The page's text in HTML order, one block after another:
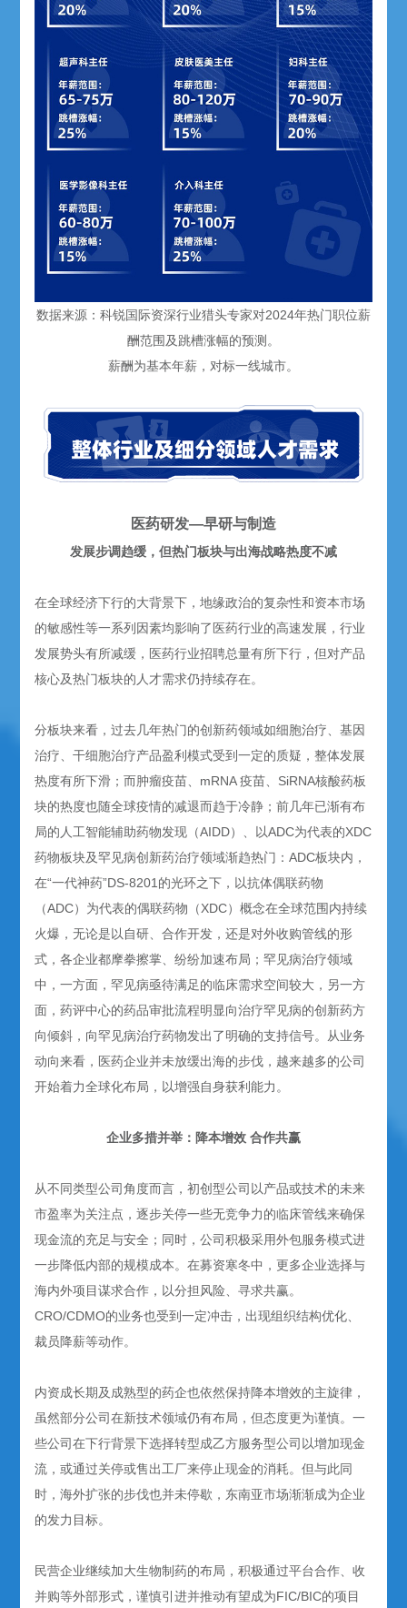
数据来源：科锐国际资深行业猎头专家对2024年热门职位薪
酬范围及跳槽涨幅的预测。
薪酬为基本年薪，对标一线城市。
医药研发—早研与制造
发展步调趋缓，但热门板块与出海战略热度不减
在全球经济下行的大背景下，地缘政治的复杂性和资本市场
的敏感性等一系列因素均影响了医药行业的高速发展，行业
发展势头有所减缓，医药行业招聘总量有所下行，但对产品
核心及热门板块的人才需求仍持续存在。
分板块来看，过去几年热门的创新药领域如细胞治疗、基因
治疗、干细胞治疗产品盈利模式受到一定的质疑，整体发展
热度有所下滑；而肿瘤疫苗、mRNA 疫苗、SiRNA核酸药板
块的热度也随全球疫情的减退而趋于冷静；前几年已渐有布
局的人工智能辅助药物发现（AIDD）、以ADC为代表的XDC
药物板块及罕见病创新药治疗领域渐趋热门：ADC板块内，
在“一代神药”DS-8201的光环之下，以抗体偶联药物
（ADC）为代表的偶联药物（XDC）概念在全球范围内持续
火爆，无论是以自研、合作开发，还是对外收购管线的形
式，各企业都摩拳擦掌、纷纷加速布局；罕见病治疗领域
中，一方面，罕见病亟待满足的临床需求空间较大，另一方
面，药评中心的药品审批流程明显向治疗罕见病的创新药方
向倾斜，向罕见病治疗药物发出了明确的支持信号。从业务
动向来看，医药企业并未放缓出海的步伐，越来越多的公司
开始着力全球化布局，以增强自身获利能力。
企业多措并举：降本增效 合作共赢
从不同类型公司角度而言，初创型公司以产品或技术的未来
市盈率为关注点，逐步关停一些无竞争力的临床管线来确保
现金流的充足与安全；同时，公司积极采用外包服务模式进
一步降低内部的规模成本。在募资寒冬中，更多企业选择与
海内外项目谋求合作，以分担风险、寻求共赢。
CRO/CDMO的业务也受到一定冲击，出现组织结构优化、
裁员降薪等动作。
内资成长期及成熟型的药企也依然保持降本增效的主旋律，
虽然部分公司在新技术领域仍有布局，但态度更为谨慎。一
些公司在下行背景下选择转型成乙方服务型公司以增加现金
流，或通过关停或售出工厂来停止现金的消耗。但与此同
时，海外扩张的步伐也并未停歇，东南亚市场渐渐成为企业
的发力目标。
民营企业继续加大生物制药的布局，积极通过平台合作、收
并购等外部形式，谨慎引进并推动有望成为FIC/BIC的项目